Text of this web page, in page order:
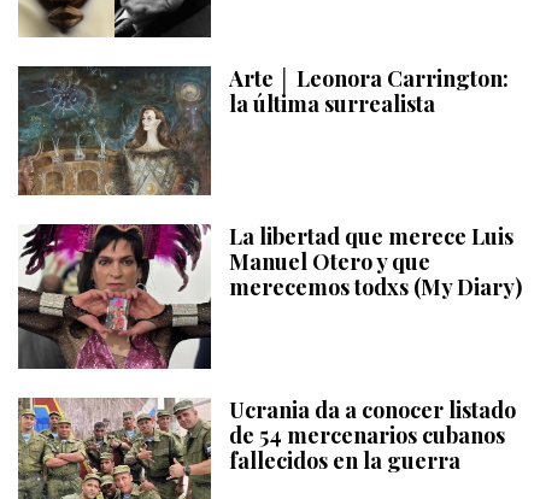
Arte │ Leonora Carrington:
la última surrealista
La libertad que merece Luis
Manuel Otero y que
merecemos todxs (My Diary)
Ucrania da a conocer listado
de 54 mercenarios cubanos
fallecidos en la guerra